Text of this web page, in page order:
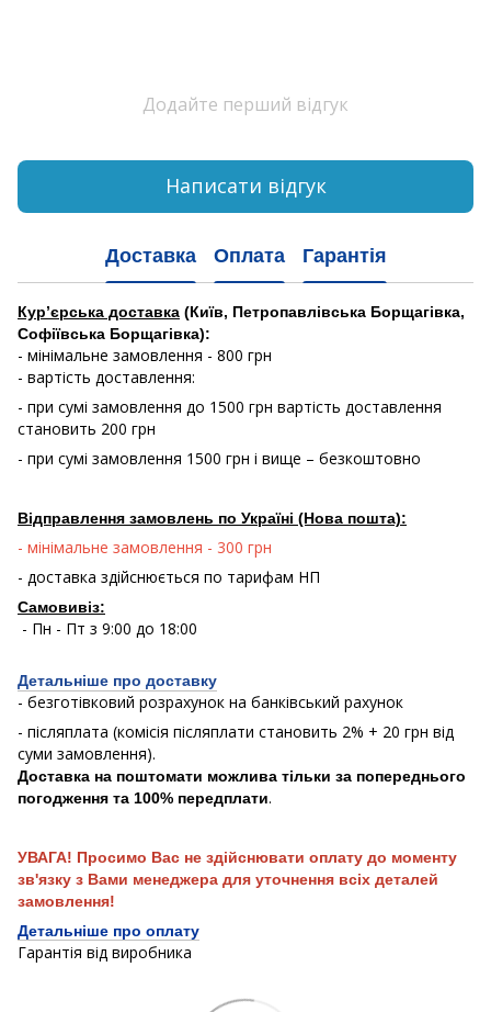
Додайте перший відгук
Написати відгук
Доставка Оплата Гарантія
Кур’єрська доставка (Київ, Петропавлівська Борщагівка,
Софіївська Борщагівка):
- мінімальне замовлення - 800 грн
- вартість доставлення:
- при сумі замовлення до 1500 грн вартість доставлення
становить 200 грн
- при сумі замовлення 1500 грн і вище – безкоштовно
Відправлення замовлень по Україні (Нова пошта):
- мінімальне замовлення - 300 грн
- доставка здійснюється по тарифам НП
Самовивіз:
- Пн - Пт з 9:00 до 18:00
Детальніше про доставку
- безготівковий розрахунок на банківський рахунок
- післяплата (комісія післяплати становить 2% + 20 грн від
суми замовлення).
Доставка на поштомати можлива тільки за попереднього
погодження та 100% передплати.
УВАГА! Просимо Вас не здійснювати оплату до моменту
зв'язку з Вами менеджера для уточнення всіх деталей
замовлення!
Детальніше про оплату
Гарантія від виробника